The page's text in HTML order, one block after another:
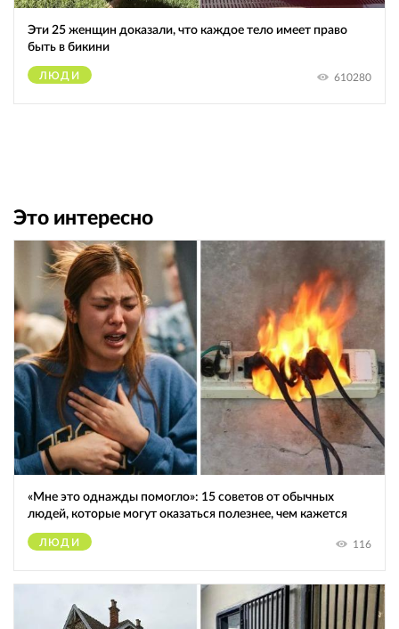
Эти 25 женщин доказали, что каждое тело имеет право
быть в бикини
ЛЮДИ 610280
Это интересно
«Мне это однажды помогло»: 15 советов от обычных
людей, которые могут оказаться полезнее, чем кажется
ЛЮДИ 116